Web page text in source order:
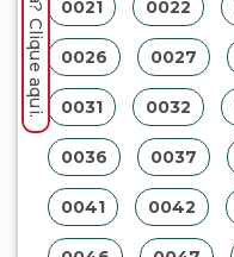
0021 0022
0026 0027
0031 0032
0036 0037
0041 0042